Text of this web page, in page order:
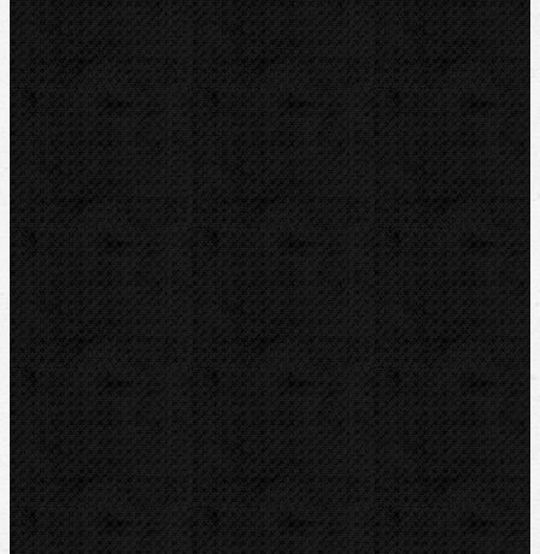
Videoinspekce
Detektory a těsnění
Montážní výbava
Svěráky a pracovní stoly
Pájení a hořáky
Svářečky plastů
Nůžky